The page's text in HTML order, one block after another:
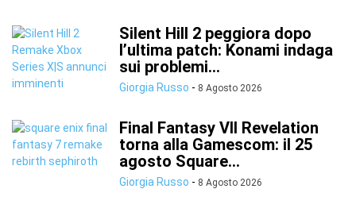
Silent Hill 2 peggiora dopo
l’ultima patch: Konami indaga
sui problemi...
Giorgia Russo - 8 Agosto 2026
Final Fantasy VII Revelation
torna alla Gamescom: il 25
agosto Square...
Giorgia Russo - 8 Agosto 2026